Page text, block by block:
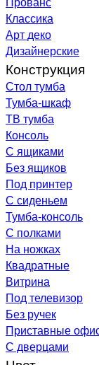
Классика
Арт деко
Дизайнерские
Конструкция
Стол тумба
Тумба-шкаф
ТВ тумба
Консоль
С ящиками
Без ящиков
Под принтер
С сиденьем
Тумба-консоль
С полками
На ножках
Квадратные
Витрина
Под телевизор
Без ручек
Приставные
С дверцами